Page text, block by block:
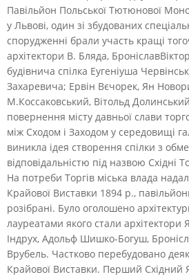
Павільйон Польської Тютюнової
у Львові, один зі збудованих
спорудженні брали участь кращі
архітектори В. Бляда,
будівнича спілка Еугеніуша
Захаревича; Ервін Вєчорек, Ян
М.Коссаковський, Вітольд
повернення місту давньої слави
між Сходом і Заходом у середовищі
виникла ідея створення спілки з
відповідальністю під назвою Східні
На потреби Торгів міська влада
Крайової Виставки 1894 р.,
розібрані. Було оголошено
лауреатами якого стали
Індрух, Адольф Шишко-Богуш,
Врубель. Частково перебудовано
Крайової Виставки. Перший Східний